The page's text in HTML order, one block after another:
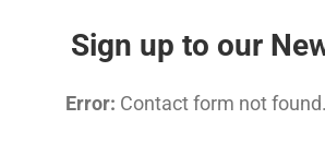
Sign up to our
Error: Contact form not found.